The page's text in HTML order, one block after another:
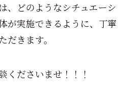
、どのようなシチュエーシ
が実施できるように、丁寧
だきます。
くださいませ！！！